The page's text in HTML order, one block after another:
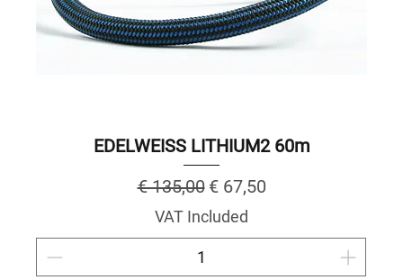
EDELWEISS LITHIUM2 60m
Regular Price
€ 135,00 Sale Price
€ 67,50
VAT Included